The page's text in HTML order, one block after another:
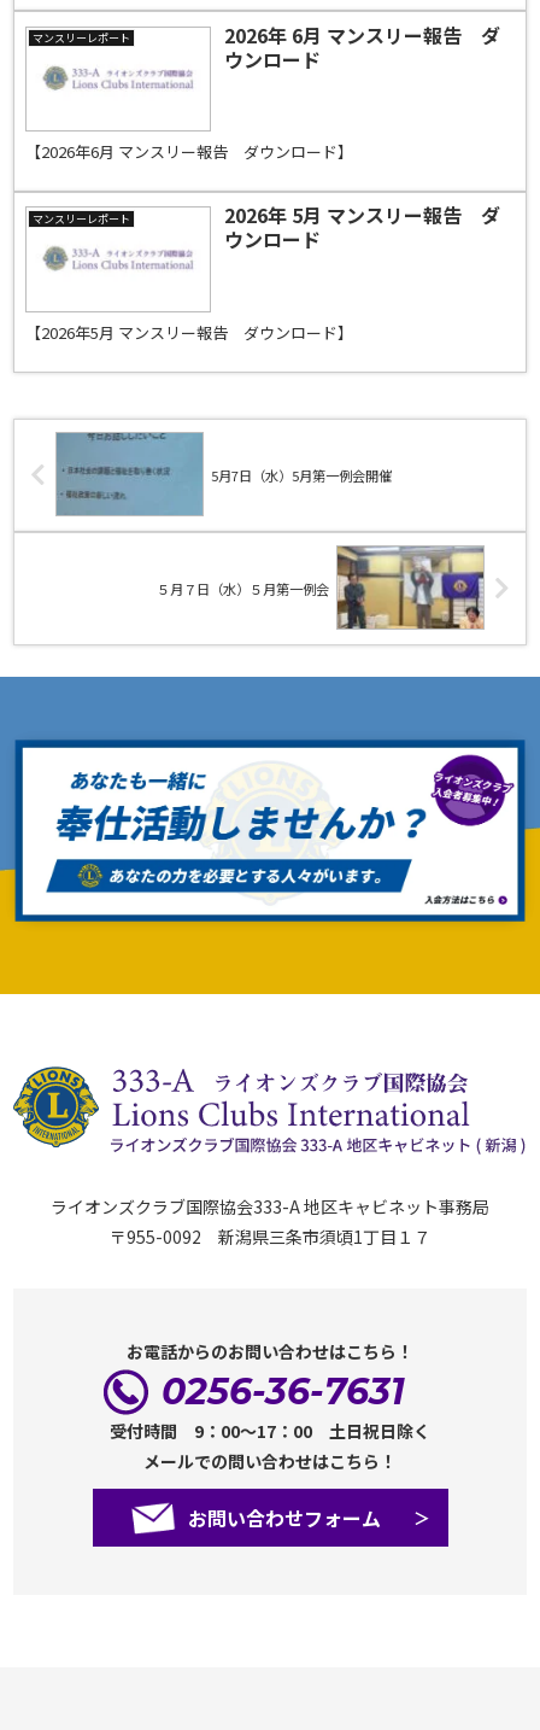
マンスリーレポート
2026年 6月 マンスリー報告 ダ
ウンロード
【2026年6月 マンスリー報告 ダウンロード】
マンスリーレポート
2026年 5月 マンスリー報告 ダ
ウンロード
【2026年5月 マンスリー報告 ダウンロード】
5月7日（水）5月第一例会開催
５月７日（水）５月第一例会
ライオンズクラブ国際協会333-A 地区キャビネット事務局
〒955-0092 新潟県三条市須頃1丁目１７
お電話からのお問い合わせはこちら！
0256-36-7631
受付時間 9：00～17：00 土日祝日除く
メールでの問い合わせはこちら！
お問い合わせフォーム